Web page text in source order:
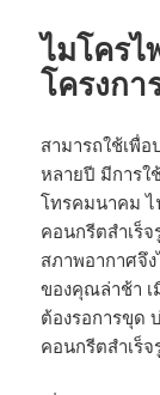
ไมโคร
โครงก
สามารถใช้เพื่
หลายปี มีการใ
โทรคมนาคม ไ
คอนกรีตสำเร็
สภาพอากาศจึ
ของคุณล่าช้า
ต้องรอการขุด
คอนกรีตสำเร็จ